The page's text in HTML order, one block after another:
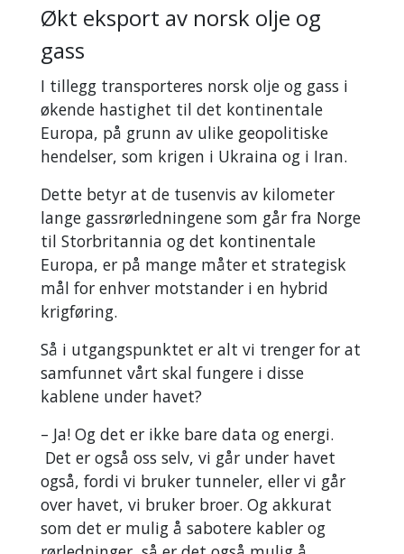
Økt eksport av norsk olje og
gass
I tillegg transporteres norsk olje og gass i
økende hastighet til det kontinentale
Europa, på grunn av ulike geopolitiske
hendelser, som krigen i Ukraina og i Iran.
Dette betyr at de tusenvis av kilometer
lange gassrørledningene som går fra Norge
til Storbritannia og det kontinentale
Europa, er på mange måter et strategisk
mål for enhver motstander i en hybrid
krigføring.
Så i utgangspunktet er alt vi trenger for at
samfunnet vårt skal fungere i disse
kablene under havet?
– Ja! Og det er ikke bare data og energi.
Det er også oss selv, vi går under havet
også, fordi vi bruker tunneler, eller vi går
over havet, vi bruker broer. Og akkurat
som det er mulig å sabotere kabler og